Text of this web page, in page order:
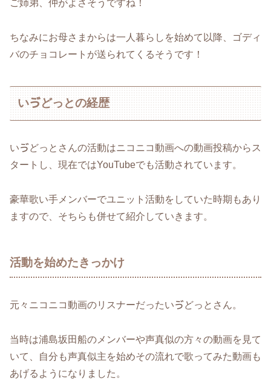
ご姉弟、仲がよさそうですね！
ちなみにお母さまからは一人暮らしを始めて以降、ゴディ
バのチョコレートが送られてくるそうです！
いゔどっとの経歴
いゔどっとさんの活動はニコニコ動画への動画投稿からス
タートし、現在ではYouTubeでも活動されています。
豪華歌い手メンバーでユニット活動をしていた時期もあり
ますので、そちらも併せて紹介していきます。
活動を始めたきっかけ
元々ニコニコ動画のリスナーだったいゔどっとさん。
当時は浦島坂田船のメンバーや声真似の方々の動画を見て
いて、自分も声真似主を始めその流れで歌ってみた動画も
あげるようになりました。